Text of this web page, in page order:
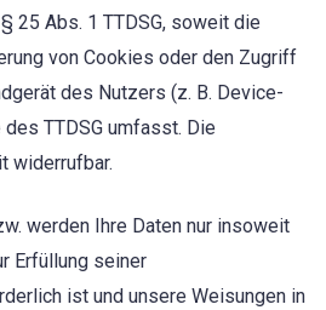
25 Abs. 1 TTDSG, soweit die
von Cookies oder den Zugriff
des Nutzers (z. B. Device-
TTDSG umfasst. Die
widerrufbar.
werden Ihre Daten nur insoweit
Erfüllung seiner
ist und unsere Weisungen in